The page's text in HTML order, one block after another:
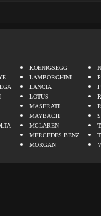
KOENIGSEGG
LAMBORGHINI
LANCIA
LOTUS
MASERATI
MAYBACH
MCLAREN
MERCEDES BENZ
MORGAN